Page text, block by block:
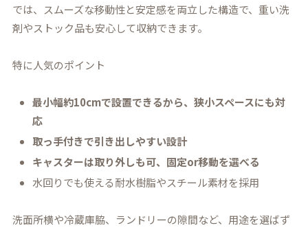
では、スムーズな移動性と安定感を両立した構造で、重い洗
剤やストック品も安心して収納できます。
特に人気のポイント
最小幅約10cmで設置できるから、狭小スペースにも対
応
取っ手付きで引き出しやすい設計
キャスターは取り外しも可、固定or移動を選べる
水回りでも使える耐水樹脂やスチール素材を採用
洗面所横や冷蔵庫脇、ランドリーの隙間など、用途を選ばず